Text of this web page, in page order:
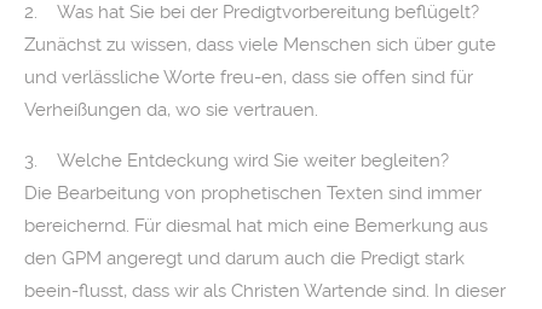
2. Was hat Sie bei der Predigtvorbereitung beflügelt?
Zunächst zu wissen, dass viele Menschen sich über gute
und verlässliche Worte freu-en, dass sie offen sind für
Verheißungen da, wo sie vertrauen.
3. Welche Entdeckung wird Sie weiter begleiten?
Die Bearbeitung von prophetischen Texten sind immer
bereichernd. Für diesmal hat mich eine Bemerkung aus
den GPM angeregt und darum auch die Predigt stark
beein-flusst, dass wir als Christen Wartende sind. In dieser